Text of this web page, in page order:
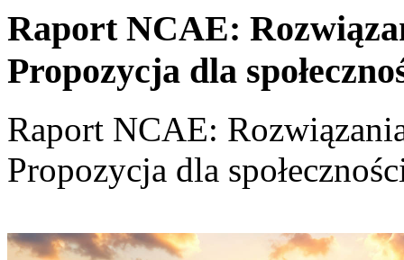
Raport NCAE:
Propozycja dla
Raport NCAE:
Propozycja dla